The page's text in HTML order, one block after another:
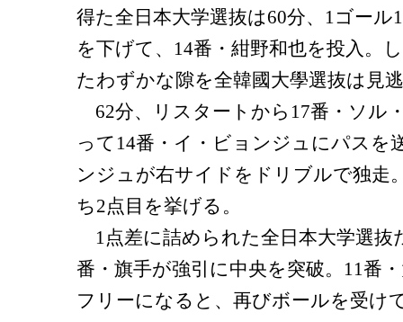
得た全日本大学選抜は60分、1ゴール
を下げて、14番・紺野和也を投入。
たわずかな隙を全韓國大學選抜は見
62分、リスタートから17番・ソル
って14番・イ・ビョンジュにパスを
ンジュが右サイドをドリブルで独走
ち2点目を挙げる。
1点差に詰められた全日本大学選抜
番・旗手が強引に中央を突破。11番
フリーになると、再びボールを受け